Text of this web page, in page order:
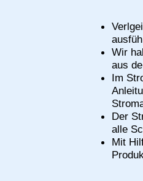
Wir
aus
Im
Der
alle
Mit